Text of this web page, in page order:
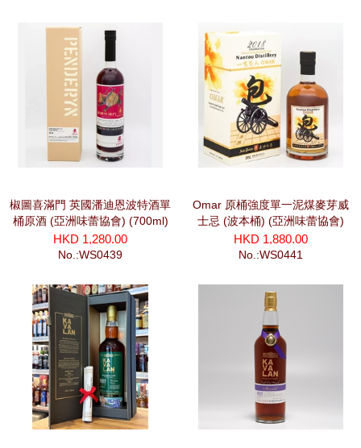
椒圖喜滿門 英國潘迪恩波特酒單
桶原酒 (亞洲味蕾協會) (700ml)
HKD 1,280.00
No.:WS0439
Omar 原桶強度單一泥煤麥芽威
士忌 (波本桶) (亞洲味蕾協會)
(700ml)
HKD 1,880.00
No.:WS0441